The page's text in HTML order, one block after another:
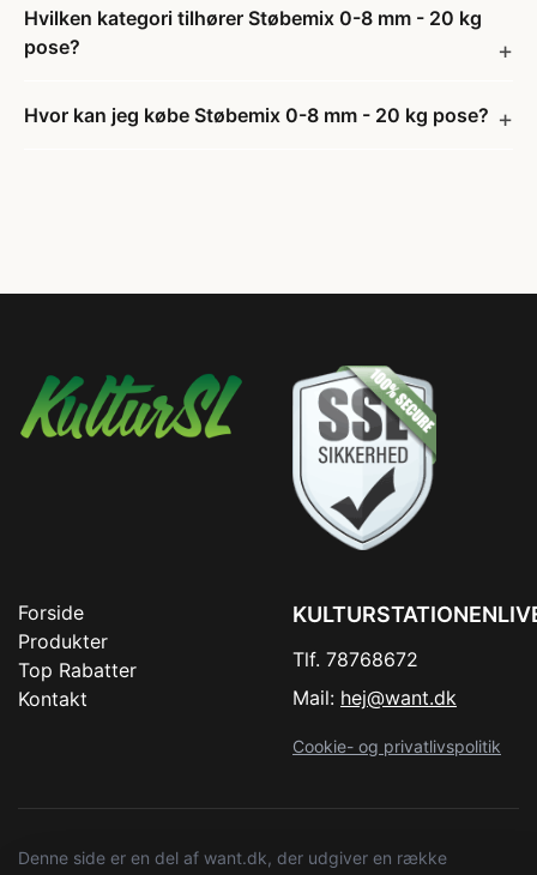
Hvilken kategori tilhører Støbemix 0-8 mm - 20 kg
pose?
Hvor kan jeg købe Støbemix 0-8 mm - 20 kg pose?
Forside
Produkter
Top Rabatter
Kontakt
Tlf. 78768672
Mail: hej@want.dk
Cookie- og privatlivspolitik
Denne side er en del af want.dk, der udgiver en række